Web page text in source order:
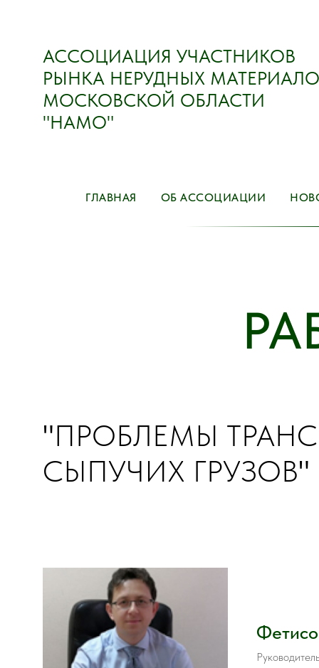
АССОЦИАЦИЯ УЧАСТНИКОВ
РЫНКА НЕРУДНЫХ
МОСКОВСКОЙ ОБЛАСТИ
"НАМО"
ГЛАВНАЯ ОБ АССОЦИАЦИИ
"ПРОБЛЕМЫ
СЫПУЧИХ ГРУЗОВ"